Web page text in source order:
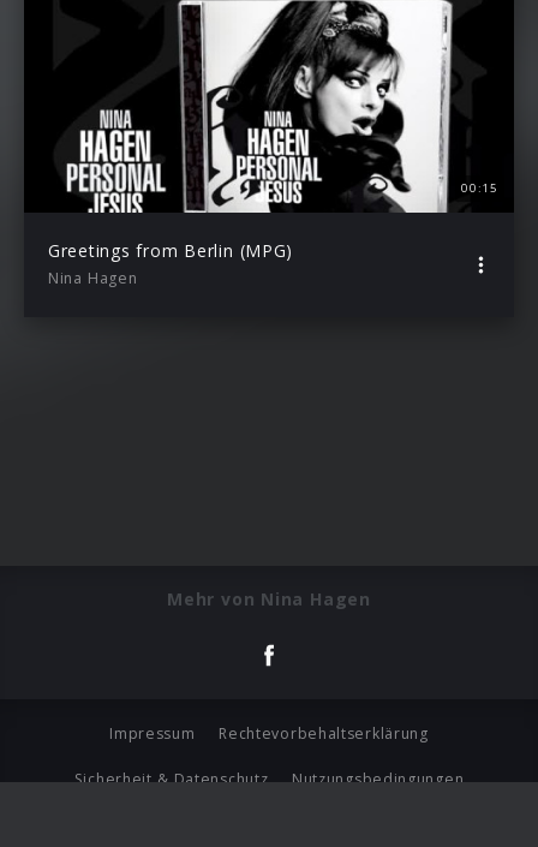
00:15
Greetings from Berlin (MPG)
Nina Hagen
Mehr von Nina Hagen
Impressum Rechtevorbehaltserklärung
Sicherheit & Datenschutz Nutzungsbedingungen